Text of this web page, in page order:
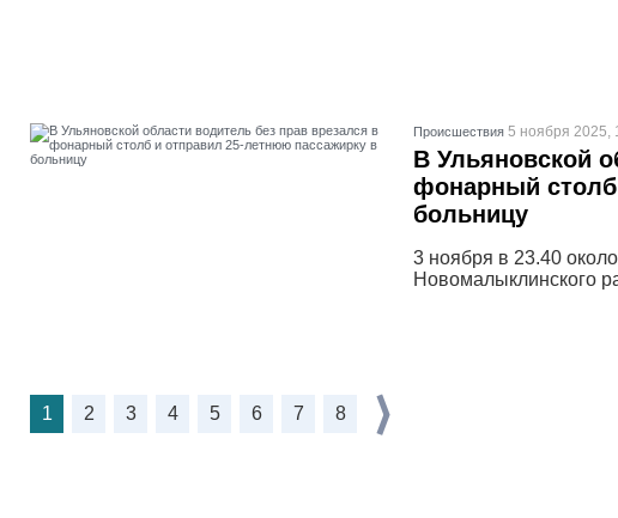
Проиcшествия 5 ноября 2025,
В Ульяновской
фонарный
больницу
3 ноября в 23.40
Новомалыклинского
1 2 3 4 5 6 7 8